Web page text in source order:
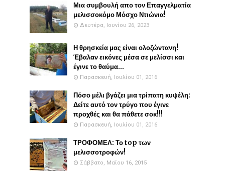
Μια συμβουλή απο τον Επαγγελματία
μελισσοκόμο Μόσχο Ντιώνια!
Δευτέρα, Ιουνίου 26, 2023
Η θρησκεία μας είναι ολοζώντανη!
Έβαλαν εικόνες μέσα σε μελίσσι και
έγινε το θαύμα...
Παρασκευή, Ιουλίου 01, 2016
Πόσο μέλι βγάζει μια τρίπατη κυψέλη:
Δείτε αυτό τον τρύγο που έγινε
προχθές και θα πάθετε σοκ!!!
Παρασκευή, Ιουλίου 01, 2016
ΤΡΟΦΟΜΕΛ: Το top των
μελισσοτροφών!
Σάββατο, Μαΐου 16, 2015